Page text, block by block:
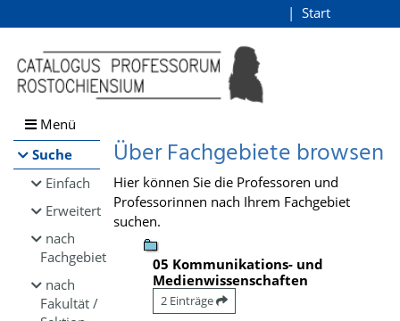
Browsen
direkt zum Inhalt
Start
Menü
Suche
Einfach
Erweitert
nach
Fachgebiet
nach
Fakultät /
Über Fachgebiete browsen
Hier können Sie die Professoren und
Professorinnen nach Ihrem Fachgebiet
suchen.
05 Kommunikations- und
Medienwissenschaften
2 Einträge